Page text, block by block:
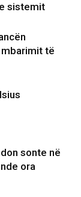
sistemit
të
sonte në
ora